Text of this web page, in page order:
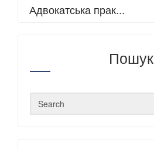
Адвокатська прак...
Пошук